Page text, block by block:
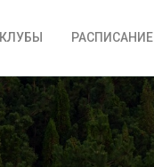
КЛУБЫ РАСПИСАНИЕ